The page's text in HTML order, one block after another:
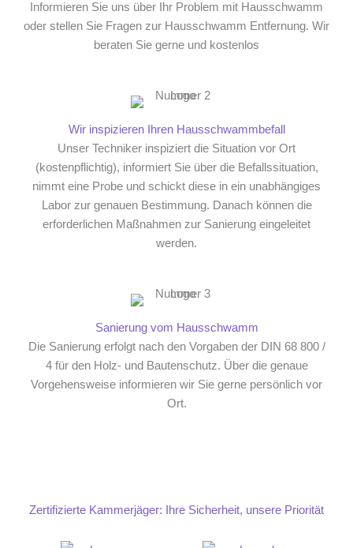
Informieren Sie uns über Ihr Problem mit Hausschwamm
oder stellen Sie Fragen zur Hausschwamm Entfernung. Wir
beraten Sie gerne und kostenlos
Wir inspizieren Ihren Hausschwammbefall
Unser Techniker inspiziert die Situation vor Ort
(kostenpflichtig), informiert Sie über die Befallssituation,
nimmt eine Probe und schickt diese in ein unabhängiges
Labor zur genauen Bestimmung. Danach können die
erforderlichen Maßnahmen zur Sanierung eingeleitet
werden.
Sanierung vom Hausschwamm
Die Sanierung erfolgt nach den Vorgaben der DIN 68 800 /
4 für den Holz- und Bautenschutz. Über die genaue
Vorgehensweise informieren wir Sie gerne persönlich vor
Ort.
Zertifizierte Kammerjäger: Ihre Sicherheit, unsere Priorität